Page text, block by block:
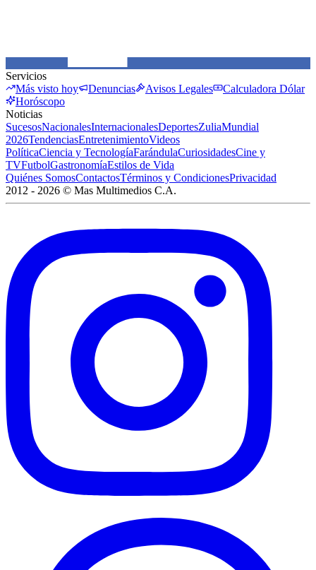
Servicios
Más visto hoy
Denuncias Avisos Legales
Calculadora Dólar
Horóscopo
Noticias
SucesosNacionalesInternacionalesDeportesZuliaMundial
2026TendenciasEntretenimientoVideos
PolíticaCiencia y TecnologíaFarándulaCuriosidadesCine y
TVFutbolGastronomíaEstilos de Vida
Quiénes SomosContactosTérminos y CondicionesPrivacidad
2012 - 2026 © Mas Multimedios C.A.